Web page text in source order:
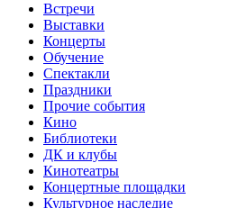
Встречи
Выставки
Концерты
Обучение
Спектакли
Праздники
Прочие события
Кино
Библиотеки
ДК и клубы
Кинотеатры
Концертные площадки
Культурное наследие